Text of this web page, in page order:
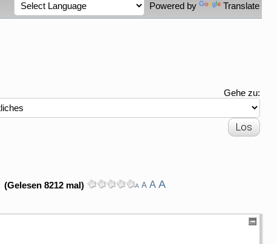
Powered by Translate
Gehe zu:
(Gelesen 8212 mal) A A A A